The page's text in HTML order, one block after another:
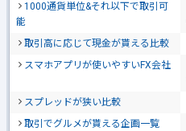
1000通貨単位&それ以下で取引可
能
取引高に応じて現金が貰える比較
スマホアプリが使いやすいFX会社
スプレッドが狭い比較
取引でグルメが貰える企画一覧